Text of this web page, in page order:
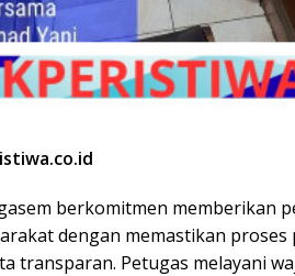
berkomitmen memberikan
dengan memastikan
transparan. Petugas melayani